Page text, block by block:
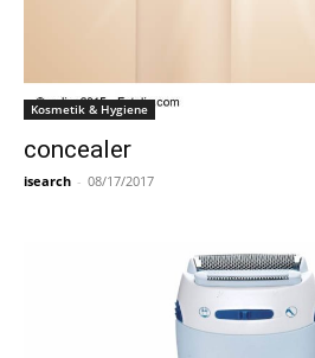
Kosmetik & Hygiene
concealer
isearch - 08/17/2017